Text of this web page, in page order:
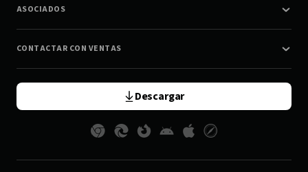
ASOCIADOS
CONTACTAR CON VENTAS
Descargar